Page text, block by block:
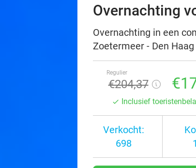
Overnachting
Overnachting in een
Zoetermeer - Den Haag
Regulier
€204,37
Inclusief
Verkocht:
698